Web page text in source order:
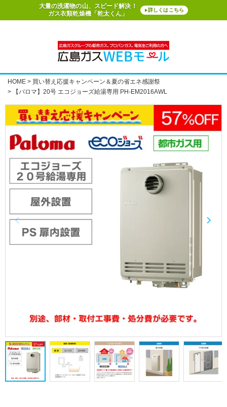
大量の洗濯物の山、スピード解決！
ガス衣類乾燥機「乾太くん」
▶詳しくはこちら
HOME
買い替え応援キャンペーン＆夏の省エネ感謝祭
【パロマ】20号 エコジョーズ給湯専用 PH-EM2016AWL